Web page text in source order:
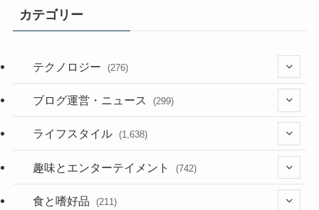
カテゴリー
テクノロジー (276)
(36)
(187)
ブログ運営・ニュース (299)
(118)
(181)
ライフスタイル (1,638)
(394)
(282)
趣味とエンターテイメント (742)
(56)
食と嗜好品 (211)